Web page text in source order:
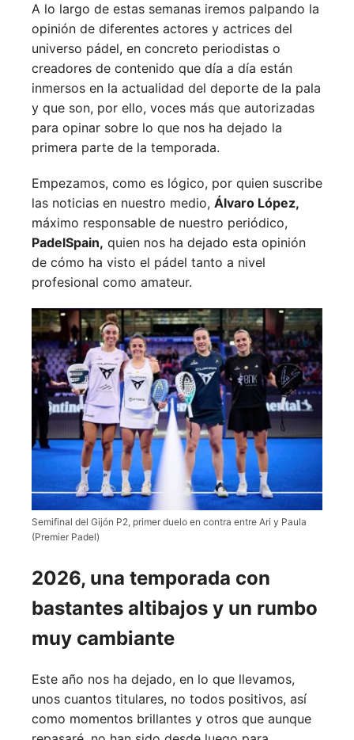
A lo largo de estas semanas iremos palpando la
opinión de diferentes actores y actrices del
universo pádel, en concreto periodistas o
creadores de contenido que día a día están
inmersos en la actualidad del deporte de la pala
y que son, por ello, voces más que autorizadas
para opinar sobre lo que nos ha dejado la
primera parte de la temporada.
Empezamos, como es lógico, por quien suscribe
las noticias en nuestro medio, Álvaro López,
máximo responsable de nuestro periódico,
PadelSpain, quien nos ha dejado esta opinión
de cómo ha visto el pádel tanto a nivel
profesional como amateur.
Semifinal del Gijón P2, primer duelo en contra entre Ari y Paula
(Premier Padel)
2026, una temporada con
bastantes altibajos y un rumbo
muy cambiante
Este año nos ha dejado, en lo que llevamos,
unos cuantos titulares, no todos positivos, así
como momentos brillantes y otros que aunque